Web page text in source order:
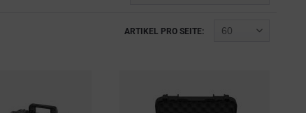
ARTIKEL PRO SEITE: